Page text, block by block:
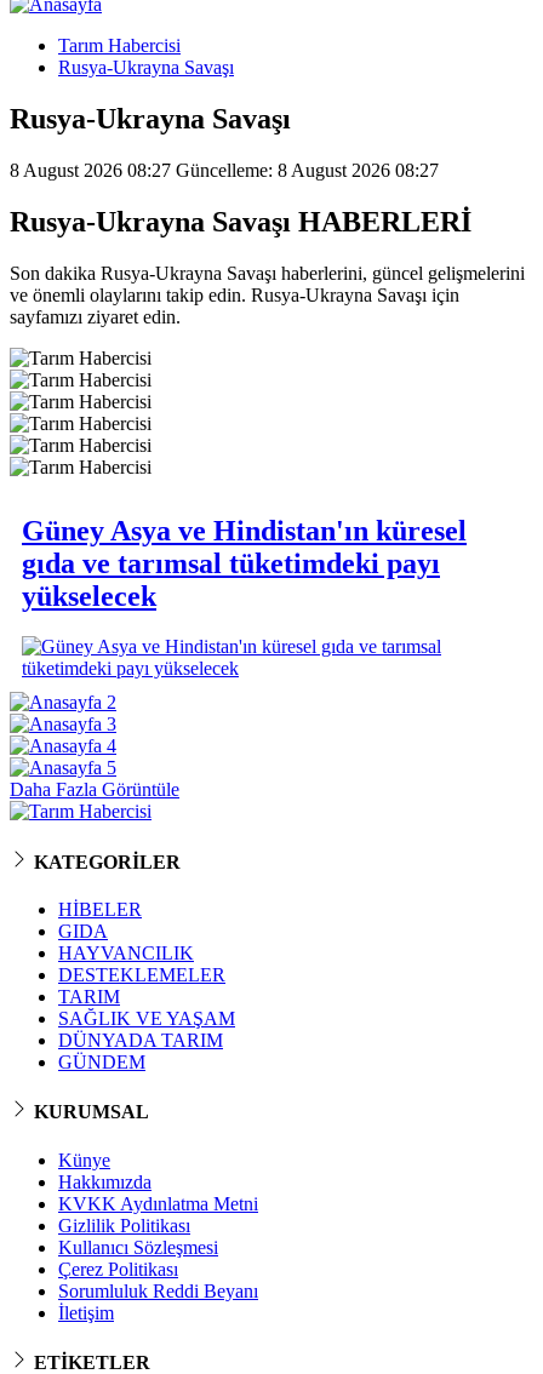
Tarım Habercisi
Rusya-Ukrayna Savaşı
Rusya-Ukrayna Savaşı
8 August 2026 08:27 Güncelleme: 8 August 2026 08:27
Rusya-Ukrayna Savaşı HABERLERİ
Son dakika Rusya-Ukrayna Savaşı haberlerini, güncel gelişmelerini
ve önemli olaylarını takip edin. Rusya-Ukrayna Savaşı için
sayfamızı ziyaret edin.
Güney Asya ve Hindistan'ın küresel
gıda ve tarımsal tüketimdeki payı
yükselecek
Daha Fazla Görüntüle
KATEGORİLER
HİBELER
GIDA
HAYVANCILIK
DESTEKLEMELER
TARIM
SAĞLIK VE YAŞAM
DÜNYADA TARIM
GÜNDEM
KURUMSAL
Künye
Hakkımızda
KVKK Aydınlatma Metni
Gizlilik Politikası
Kullanıcı Sözleşmesi
Çerez Politikası
Sorumluluk Reddi Beyanı
İletişim
ETİKETLER